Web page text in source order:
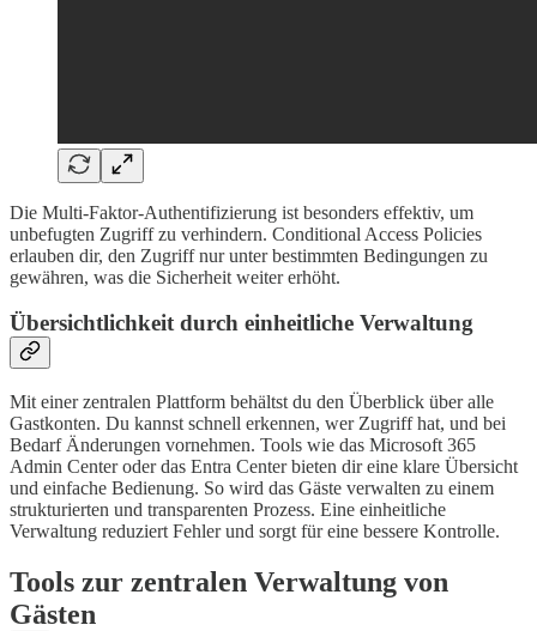
Die Multi-Faktor-Authentifizierung ist besonders effektiv, um
unbefugten Zugriff zu verhindern. Conditional Access Policies
erlauben dir, den Zugriff nur unter bestimmten Bedingungen zu
gewähren, was die Sicherheit weiter erhöht.
Übersichtlichkeit durch einheitliche Verwaltung
Mit einer zentralen Plattform behältst du den Überblick über alle
Gastkonten. Du kannst schnell erkennen, wer Zugriff hat, und bei
Bedarf Änderungen vornehmen. Tools wie das Microsoft 365
Admin Center oder das Entra Center bieten dir eine klare Übersicht
und einfache Bedienung. So wird das Gäste verwalten zu einem
strukturierten und transparenten Prozess. Eine einheitliche
Verwaltung reduziert Fehler und sorgt für eine bessere Kontrolle.
Tools zur zentralen Verwaltung von
Gästen